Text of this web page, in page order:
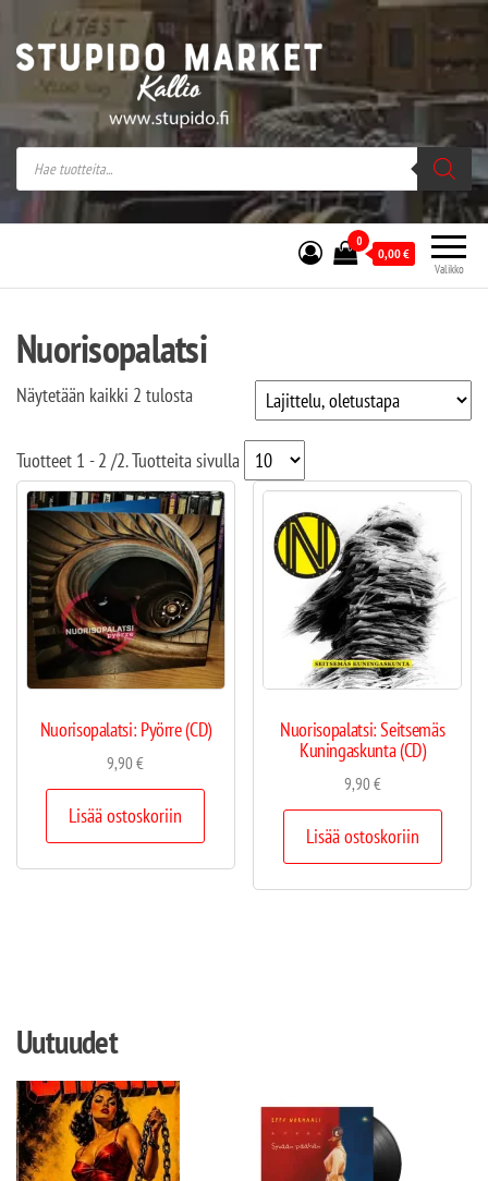
Stupido Market – verkossa ja kivijalassa
Stupido Market on vaihtoehtomusaan
erikoistunut verkko- sekä
kivijalkakauppa Helsingissä Kallion
sydämessä.
Valikko
0
0,00€
Nuorisopalatsi
Näytetään kaikki 2 tulosta
Tuotteet 1 - 2 /2. Tuotteita sivulla
Nuorisopalatsi: Pyörre (CD)
9,90€
Lisää ostoskoriin
Nuorisopalatsi: Seitsemäs
Kuningaskunta (CD)
9,90€
Lisää ostoskoriin
Uutuudet